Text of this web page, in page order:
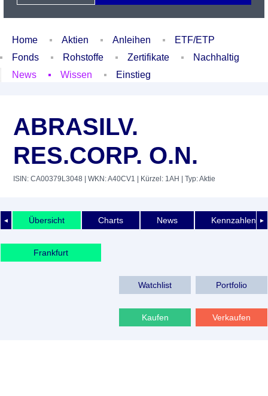
Home Aktien Anleihen
ETF/ETP
Fonds
Rohstoffe Zertifikate
Nachhaltig
News
Wissen Einstieg
ABRASILV.
RES.CORP. O.N.
ISIN: CA00379L3048 | WKN: A40CV1 | Kürzel: 1AH | Typ: Aktie
◄ ►
Übersicht Charts News Kennzahlen
Frankfurt
Watchlist Portfolio
Kaufen Verkaufen